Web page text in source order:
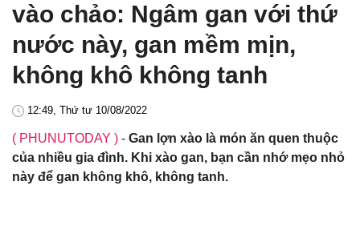
vào chảo: Ngâm gan với thứ
nước này, gan mềm mịn,
không khô không tanh
12:49, Thứ tư 10/08/2022
( PHUNUTODAY ) - Gan lợn xào là món ăn quen thuộc
của nhiều gia đình. Khi xào gan, bạn cần nhớ mẹo nhỏ
này để gan không khô, không tanh.